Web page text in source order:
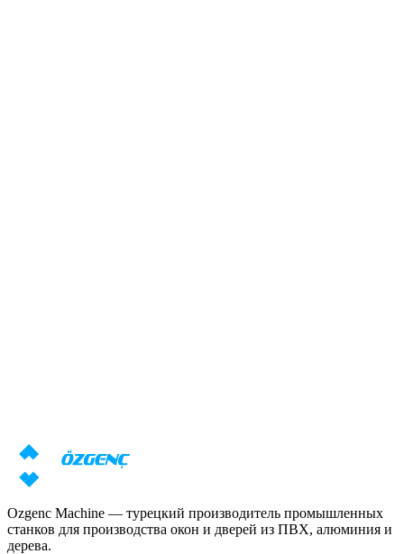
Запросить цену Скачать каталог
Ozgenc Machine — турецкий производитель промышленных
станков для производства окон и дверей из ПВХ, алюминия и
дерева.